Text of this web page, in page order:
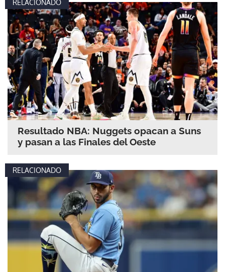
RELACIONADO
Resultado NBA: Nuggets opacan a Suns
y pasan a las Finales del Oeste
RELACIONADO